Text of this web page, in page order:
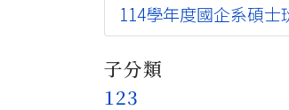
114學年度國企系碩
子分類
123